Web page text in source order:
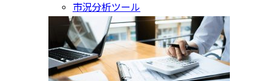
市況分析ツール